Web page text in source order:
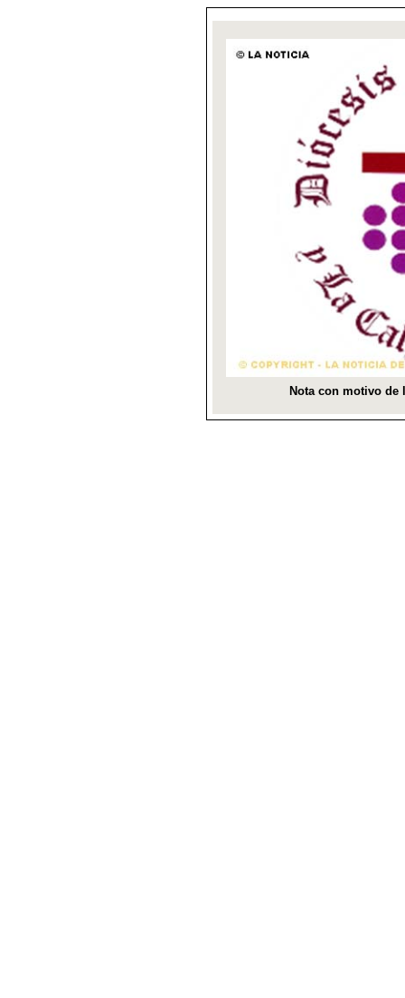
Nota con motivo de